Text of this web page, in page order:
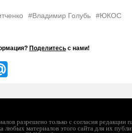
#Владимир Голубь #ЮКОС
Поделитесь с нами!
разрешено только с согласия редакции
любых материалов этого сайта для их